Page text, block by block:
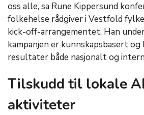
oss alle, sa Rune Kippersund
folkehelse rådgiver i Vestfold
kick-off-arrangementet. Han
kampanjen er kunnskapsbasert og
resultater både nasjonalt og
Tilskudd til lokale
aktiviteter